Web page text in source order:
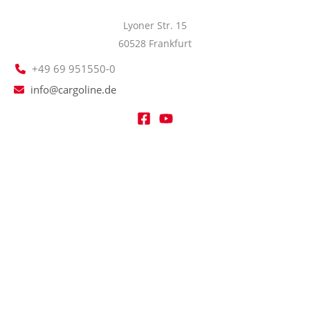
Lyoner Str. 15
60528 Frankfurt
+49 69 951550-0
info@cargoline.de